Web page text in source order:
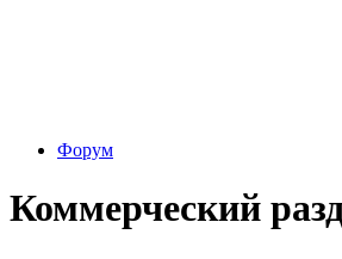
Форум
Коммерческий